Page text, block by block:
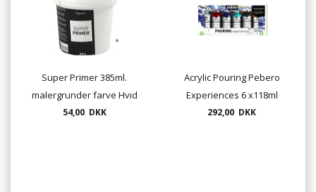
Super Primer 385ml.
malergrunder farve Hvid
54,00 DKK
Acrylic Pouring Pebero
Experiences 6 x118ml
292,00 DKK